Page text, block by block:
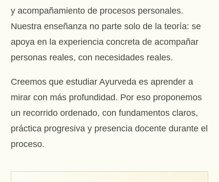
y acompañamiento de procesos personales.
Nuestra enseñanza no parte solo de la teoría: se
apoya en la experiencia concreta de acompañar
personas reales, con necesidades reales.
Creemos que estudiar Ayurveda es aprender a
mirar con más profundidad. Por eso proponemos
un recorrido ordenado, con fundamentos claros,
práctica progresiva y presencia docente durante el
proceso.